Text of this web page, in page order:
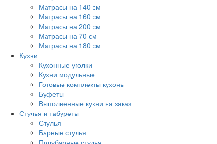
Матрасы на 140 см
Матрасы на 160 см
Матрасы на 200 см
Матрасы на 70 см
Матрасы на 180 см
Кухни
Кухонные уголки
Кухни модульные
Готовые комплекты кухонь
Буфеты
Выполненные кухни на заказ
Стулья и табуреты
Стулья
Барные стулья